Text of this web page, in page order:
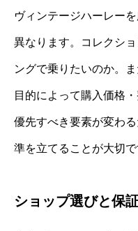
ヴィンテージハーレー
異なります。コレクシ
ングで乗りたいのか。
目的によって購入価格
優先すべき要素が変わ
準を立てることが大切で
ショップ選びと保